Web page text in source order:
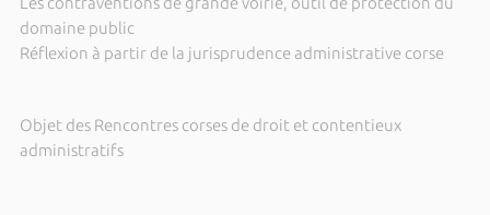
domaine public
Réflexion à partir de la jurisprudence administrative corse
Objet des Rencontres corses de droit et contentieux
administratifs